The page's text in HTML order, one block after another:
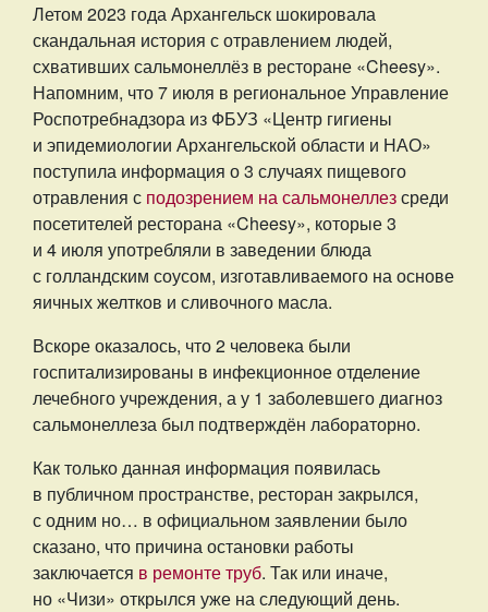
Летом 2023 года Архангельск шокировала
скандальная история с отравлением людей,
схвативших сальмонеллёз в ресторане «Cheesy».
Напомним, что 7 июля в региональное Управление
Роспотребнадзора из ФБУЗ «Центр гигиены
и эпидемиологии Архангельской области и НАО»
поступила информация о 3 случаях пищевого
отравления с подозрением на сальмонеллезсреди
посетителей ресторана «Cheesy», которые 3
и 4 июля употребляли в заведении блюда
с голландским соусом, изготавливаемого на основе
яичных желтков и сливочного масла.
Вскоре оказалось, что 2 человека были
госпитализированы в инфекционное отделение
лечебного учреждения, а у 1 заболевшего диагноз
сальмонеллеза был подтверждён лабораторно.
Как только данная информация появилась
в публичном пространстве, ресторан закрылся,
с одним но… в официальном заявлении было
сказано, что причина остановки работы
заключается в ремонте труб. Так или иначе,
но «Чизи» открылся уже на следующий день.